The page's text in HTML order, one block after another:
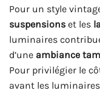
Pour un style
suspensions et les
luminaires
d’une ambiance
Pour privilégier le
avant les